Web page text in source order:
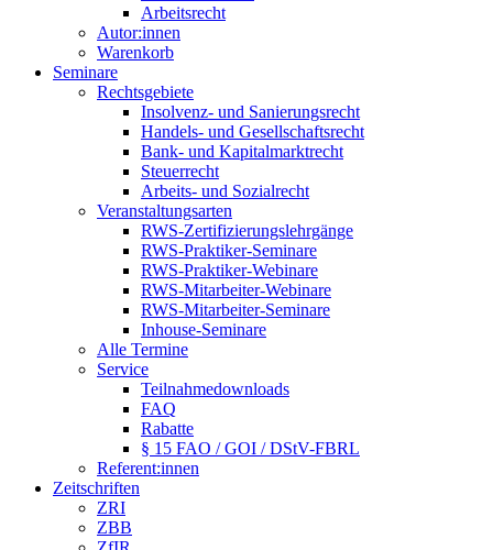
Arbeitsrecht
Autor:innen
Warenkorb
Seminare
Rechtsgebiete
Insolvenz- und Sanierungsrecht
Handels- und Gesellschaftsrecht
Bank- und Kapitalmarktrecht
Steuerrecht
Arbeits- und Sozialrecht
Veranstaltungsarten
RWS-Zertifizierungslehrgänge
RWS-Praktiker-Seminare
RWS-Praktiker-Webinare
RWS-Mitarbeiter-Webinare
RWS-Mitarbeiter-Seminare
Inhouse-Seminare
Alle Termine
Service
Teilnahmedownloads
FAQ
Rabatte
§ 15 FAO / GOI / DStV-FBRL
Referent:innen
Zeitschriften
ZRI
ZBB